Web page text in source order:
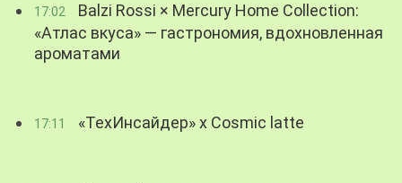
17:02
Balzi Rossi × Mercury Home Collection:
«Атлас вкуса» — гастрономия, вдохновленная
ароматами
17:11 «ТехИнсайдер» х Cosmic latte